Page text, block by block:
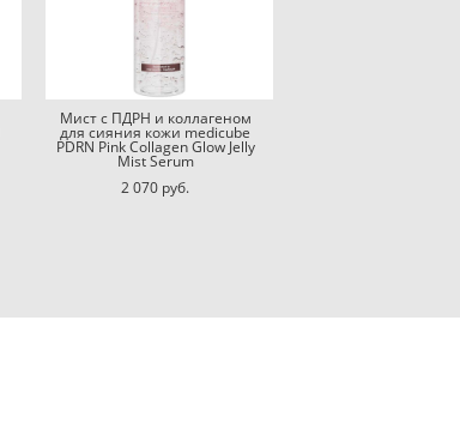
Мист с ПДРН и коллагеном
для сияния кожи medicube
PDRN Pink Collagen Glow Jelly
Mist Serum
2 070 pуб.